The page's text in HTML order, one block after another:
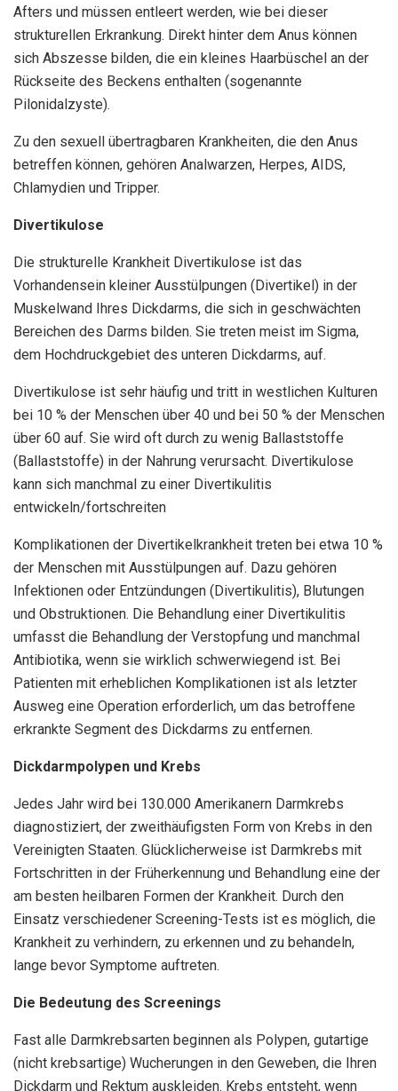
Afters und müssen entleert werden, wie bei dieser
strukturellen Erkrankung. Direkt hinter dem Anus können
sich Abszesse bilden, die ein kleines Haarbüschel an der
Rückseite des Beckens enthalten (sogenannte
Pilonidalzyste).
Zu den sexuell übertragbaren Krankheiten, die den Anus
betreffen können, gehören Analwarzen, Herpes, AIDS,
Chlamydien und Tripper.
Divertikulose
Die strukturelle Krankheit Divertikulose ist das
Vorhandensein kleiner Ausstülpungen (Divertikel) in der
Muskelwand Ihres Dickdarms, die sich in geschwächten
Bereichen des Darms bilden. Sie treten meist im Sigma,
dem Hochdruckgebiet des unteren Dickdarms, auf.
Divertikulose ist sehr häufig und tritt in westlichen Kulturen
bei 10 % der Menschen über 40 und bei 50 % der Menschen
über 60 auf. Sie wird oft durch zu wenig Ballaststoffe
(Ballaststoffe) in der Nahrung verursacht. Divertikulose
kann sich manchmal zu einer Divertikulitis
entwickeln/fortschreiten
Komplikationen der Divertikelkrankheit treten bei etwa 10 %
der Menschen mit Ausstülpungen auf. Dazu gehören
Infektionen oder Entzündungen (Divertikulitis), Blutungen
und Obstruktionen. Die Behandlung einer Divertikulitis
umfasst die Behandlung der Verstopfung und manchmal
Antibiotika, wenn sie wirklich schwerwiegend ist. Bei
Patienten mit erheblichen Komplikationen ist als letzter
Ausweg eine Operation erforderlich, um das betroffene
erkrankte Segment des Dickdarms zu entfernen.
Dickdarmpolypen und Krebs
Jedes Jahr wird bei 130.000 Amerikanern Darmkrebs
diagnostiziert, der zweithäufigsten Form von Krebs in den
Vereinigten Staaten. Glücklicherweise ist Darmkrebs mit
Fortschritten in der Früherkennung und Behandlung eine der
am besten heilbaren Formen der Krankheit. Durch den
Einsatz verschiedener Screening-Tests ist es möglich, die
Krankheit zu verhindern, zu erkennen und zu behandeln,
lange bevor Symptome auftreten.
Die Bedeutung des Screenings
Fast alle Darmkrebsarten beginnen als Polypen, gutartige
(nicht krebsartige) Wucherungen in den Geweben, die Ihren
Dickdarm und Rektum auskleiden. Krebs entsteht, wenn